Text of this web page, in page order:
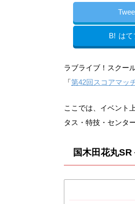
B! はて
ラブライブ！スクー
「第42回スコアマッ
ここでは、イベント
タス・特技・センタ
国木田花丸